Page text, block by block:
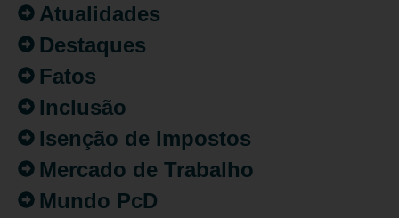
Atualidades
Destaques
Fatos
Inclusão
Isenção de Impostos
Mercado de Trabalho
Mundo PcD